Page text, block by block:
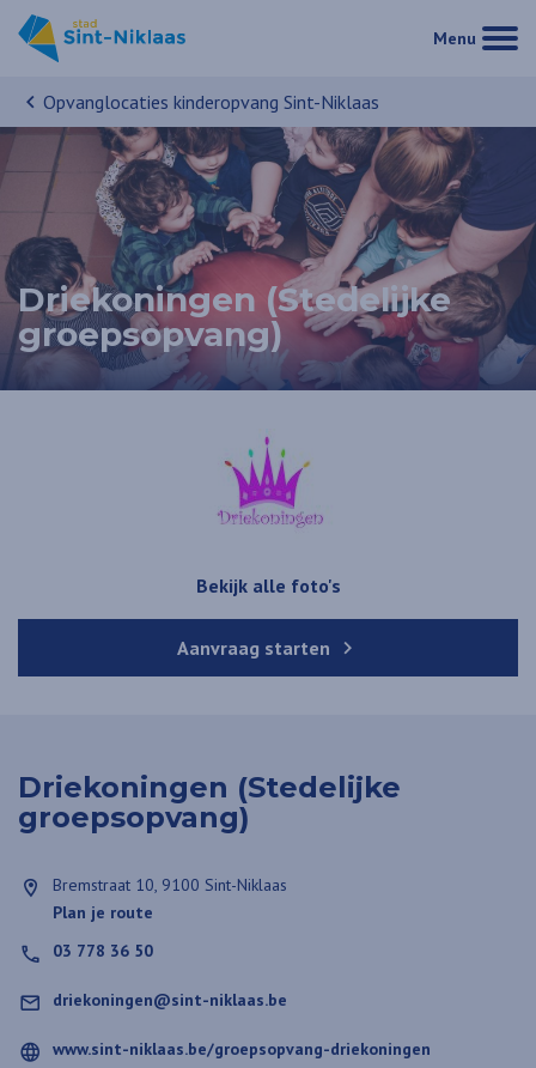
Menu
Opvanglocaties kinderopvang Sint-Niklaas
Driekoningen (Stedelijke
groepsopvang)
Bekijk alle foto's
Aanvraag starten
Driekoningen (Stedelijke
groepsopvang)
Bremstraat 10, 9100 Sint-Niklaas
Plan je route
03 778 36 50
driekoningen@sint-niklaas.be
www.sint-niklaas.be/groepsopvang-driekoningen